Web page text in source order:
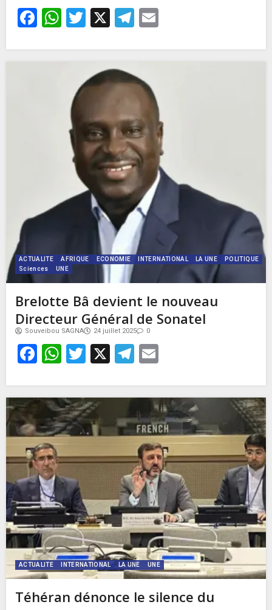
Facebook
WhatsApp
Twitter
X Telegram
ACTUALITE AFRIQUE ECONOMIE INTERNATIONAL LA UNE
POLITIQUE
Sciences
UNE
Brelotte Bâ devient le nouveau
Directeur Général de Sonatel
Souveibou SAGNA 24 juillet 2025 0
Facebook
WhatsApp
Twitter
X Telegram
ACTUALITE INTERNATIONAL LA UNE UNE
Téhéran dénonce le silence du